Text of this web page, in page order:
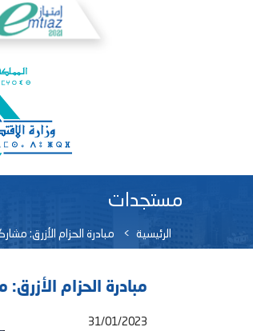
مستجدات
الرئيسية مبادرة الحزام الأزرق:
مبادرة الحزام
31/01/2023